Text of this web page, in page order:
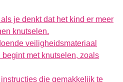
je denkt dat het kind er meer
knutselen.
veiligheidsmateriaal
met knutselen, zoals
die gemakkelijk te